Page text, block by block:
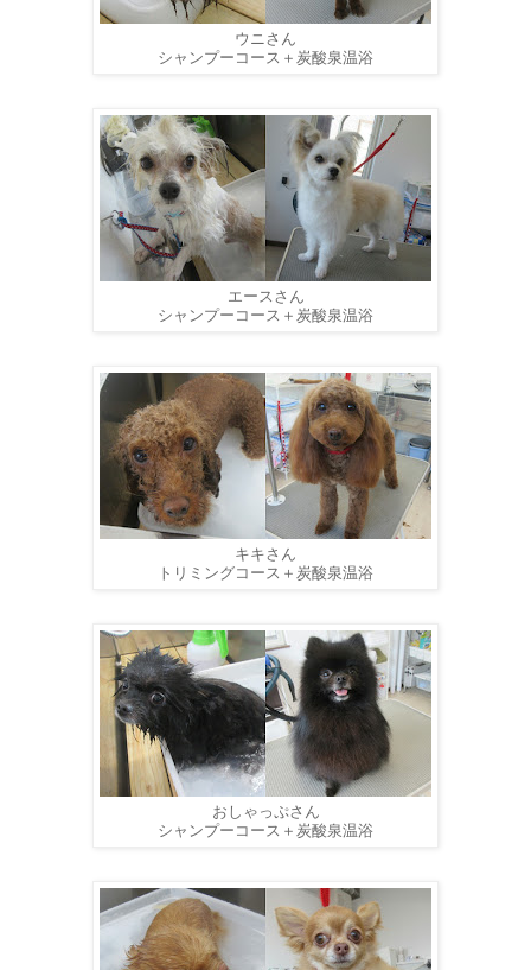
ウニさん
シャンプーコース＋炭酸泉温浴
エースさん
シャンプーコース＋炭酸泉温浴
キキさん
トリミングコース＋炭酸泉温浴
おしゃっぷさん
シャンプーコース＋炭酸泉温浴